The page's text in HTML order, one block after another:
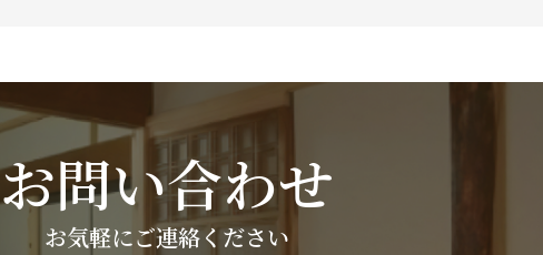
お問い合わせ
お気軽にご連絡ください